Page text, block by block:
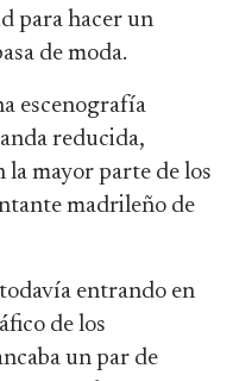
para hacer un
de moda.
escenografía
reducida,
la mayor parte de los
madrileño de
entrando en
de los
un par de